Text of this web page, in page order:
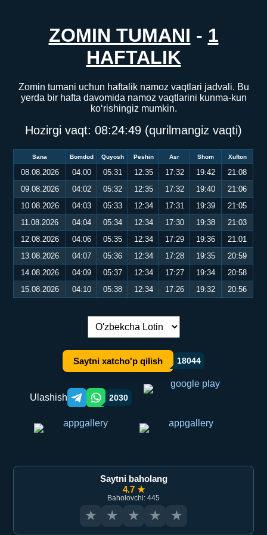
ZOMIN TUMANI - 1
HAFTALIK
Zomin tumani uchun haftalik namoz vaqtlari jadvali. Bu
yerda bir hafta davomida namoz vaqtlarini kunma-kun
ko‘rishingiz mumkin.
Hozirgi vaqt: 08:24:49 (qurilmangiz vaqti)
Sana Bomdod Quyosh Peshin Asr Shom Xufton
08.08.2026 04:00 05:31 12:35 17:32 19:42
21:08
09.08.2026
04:02 05:32 12:35 17:32 19:40
21:06
10.08.2026
04:03 05:33 12:34 17:31 19:39
21:05
11.08.2026
04:04 05:34 12:34 17:30 19:38
21:03
12.08.2026
04:06 05:35 12:34 17:29 19:36
21:01
13.08.2026
04:07 05:36 12:34 17:28 19:35
20:59
14.08.2026
04:09 05:37 12:34 17:27 19:34
20:58
15.08.2026
04:10 05:38 12:34 17:26 19:32 20:56
Tilni almashtirish:
Saytni xatcho'p qilish 18044
Ulashish Telegram orqali ulashish
WhatsApp orqali ulashish
2030
Saytni baholang
4.7 ★
Baholovchi: 445
★ ★ ★ ★ ★